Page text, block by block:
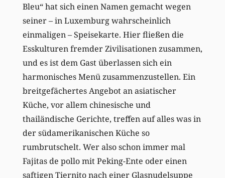
Bleu“ hat sich einen Namen gemacht wegen
seiner – in Luxemburg wahrscheinlich
einmaligen – Speisekarte. Hier fließen die
Esskulturen fremder Zivilisationen zusammen,
und es ist dem Gast überlassen sich ein
harmonisches Menü zusammenzustellen. Ein
breitgefächertes Angebot an asiatischer
Küche, vor allem chinesische und
thailändische Gerichte, treffen auf alles was in
der südamerikanischen Küche so
rumbrutschelt. Wer also schon immer mal
Fajitas de pollo mit Peking-Ente oder einen
saftigen Tiernito nach einer Glasnudelsuppe